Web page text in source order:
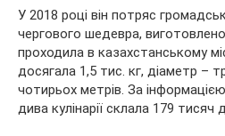
У 2018 році він потряс
чергового шедевра,
проходила в казахстанському
досягала 1,5 тис. кг, діаметр –
чотирьох метрів. За
дива кулінарії склала 179 тисяч